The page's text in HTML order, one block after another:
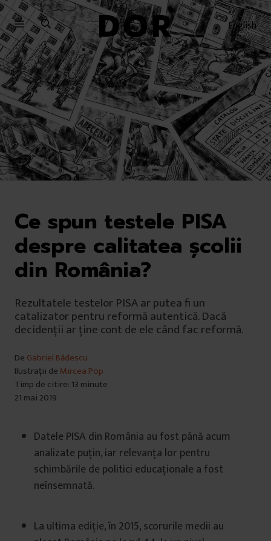
Sari
la
meniu
Sari
la
conținut
English
Ce spun testele PISA
despre calitatea școlii
din România?
Rezultatele testelor PISA ar putea fi un
catalizator pentru reformă autentică. Dacă
decidenții ar ține cont de ele când fac reformă.
De Gabriel Bădescu
Ilustrații de Mircea Pop
Timp de citire: 13 minute
21 mai 2019
Datele PISA din România au fost până acum
analizate puțin, iar relevanța lor pentru
schimbările de politici educaționale a fost
neînsemnată.
La ultima ediție, în 2015, scorurile medii au